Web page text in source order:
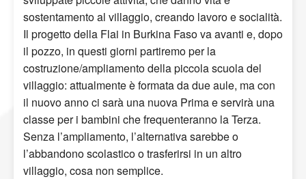
sostentamento al villaggio, creando lavoro e socialità.
Il progetto della Flai in Burkina Faso va avanti e, dopo
il pozzo, in questi giorni partiremo per la
costruzione/ampliamento della piccola scuola del
villaggio: attualmente è formata da due aule, ma con
il nuovo anno ci sarà una nuova Prima e servirà una
classe per i bambini che frequenteranno la Terza.
Senza l’ampliamento, l’alternativa sarebbe o
l’abbandono scolastico o trasferirsi in un altro
villaggio, cosa non semplice.